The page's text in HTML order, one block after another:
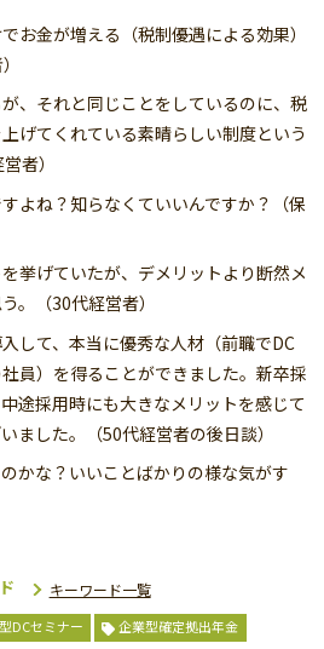
お金が増える（税制優遇による効果）
、それと同じことをしているのに、税
げてくれている素晴らしい制度という
者）
よね？知らなくていいんですか？（保
挙げていたが、デメリットより断然メ
。（30代経営者）
して、本当に優秀な人材（前職でDC
員）を得ることができました。新卒採
途採用時にも大きなメリットを感じて
ました。（50代経営者の後日談）
かな？いいことばかりの様な気がす
DCセミナー 企業型確定拠出年金
キーワード一覧